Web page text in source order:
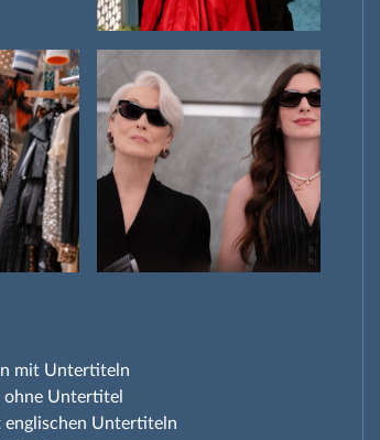
mit Untertiteln
Untertitel
Untertiteln